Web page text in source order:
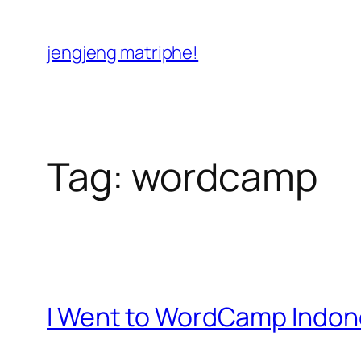
content
jengjeng matriphe!
Tag: wordcamp
I Went to WordCamp